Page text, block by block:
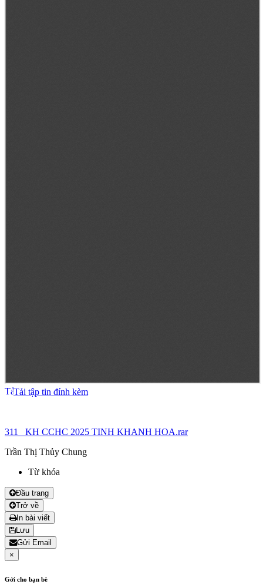
Tải tập tin đính kèm
311_ KH CCHC 2025 TINH KHANH HOA.rar
Trần Thị Thủy Chung
Từ khóa
Đầu trang
Trở về
In bài viết
Lưu
Gửi Email
×
Gởi cho bạn bè